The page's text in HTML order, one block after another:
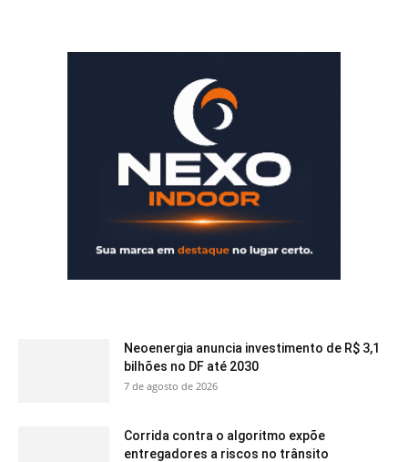
Neoenergia anuncia investimento de R$ 3,1
bilhões no DF até 2030
7 de agosto de 2026
Corrida contra o algoritmo expõe
entregadores a riscos no trânsito